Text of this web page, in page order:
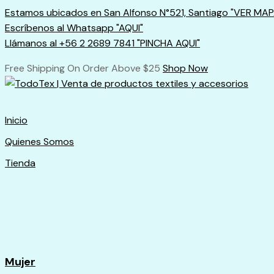
Skip
to
content
Estamos ubicados en San Alfonso N°521, Santiago "VER
Escríbenos al Whatsapp "AQUI"
Llámanos al +56 2 2689 7841 "PINCHA AQUI"
Free Shipping On Order Above $25 Shop Now
Inicio
Quienes Somos
Tienda
Mujer